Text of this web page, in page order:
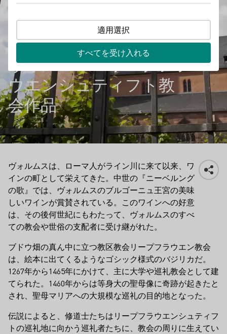
ヴォルマー・リーブフラ
ウエンシュティフト教
会作品
ヴォルムスは、ローマ人がライン川に来て以来、ワ
インの町として栄えてきた。中世の『ニーベルング
の歌』では、ヴォルムスのブルゴーニュ王宮の美味
しいワインが賞賛されている。このワインへの好意
は、その後何世紀にもわたって、ヴォルムスのすべ
ての教会や世俗の支配者に受け継がれた。
ブドウ畑の真ん中に立つ教区教会リープフラウエン教会
は、絵本に出てくるようなゴシック様式のバジリカだ。
1267年から1465年にかけて、主に大学や巡礼教会として建
てられた。1460年からは等身大の聖母像に奇跡が起きたと
され、聖母マリアへの大規模な巡礼の目的地となった。
伝説によると、修道士たちはリープフラウエンシュティフ
トの巡礼地に向かう巡礼者たちに、教会の周りに生えてい
適用選択
すべてを受け入れる